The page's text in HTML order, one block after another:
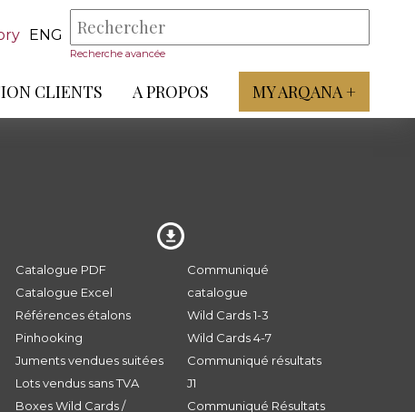
ENG
Recherche avancée
CLIENTS A PROPOS MY ARQANA +
Catalogue PDF
Catalogue Excel
Références étalons
Pinhooking
Juments vendues suitées
Lots vendus sans TVA
Boxes Wild Cards /
Communiqué
catalogue
Wild Cards 1-3
Wild Cards 4-7
Communiqué résultats
J1
Communiqué Résultats